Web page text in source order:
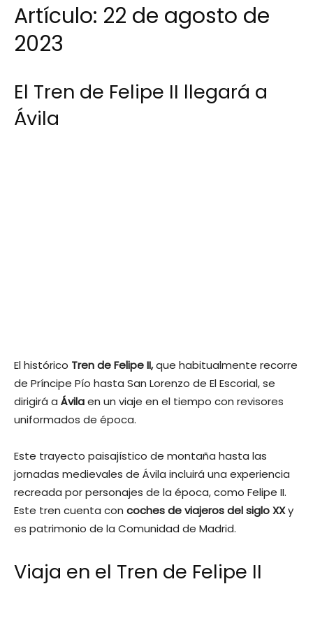
Artículo: 22 de agosto de
2023
El Tren de Felipe II llegará a
Ávila
El histórico Tren de Felipe II,que habitualmente recorre
de Príncipe Pío hasta San Lorenzo de El Escorial, se
dirigirá a Ávilaen un viaje en el tiempo con revisores
uniformados de época.
Este trayecto paisajístico de montaña hasta las
jornadas medievales de Ávila incluirá una experiencia
recreada por personajes de la época, como Felipe II.
Este tren cuenta con coches de viajeros del siglo XXy
es patrimonio de la Comunidad de Madrid.
Viaja en el Tren de Felipe II